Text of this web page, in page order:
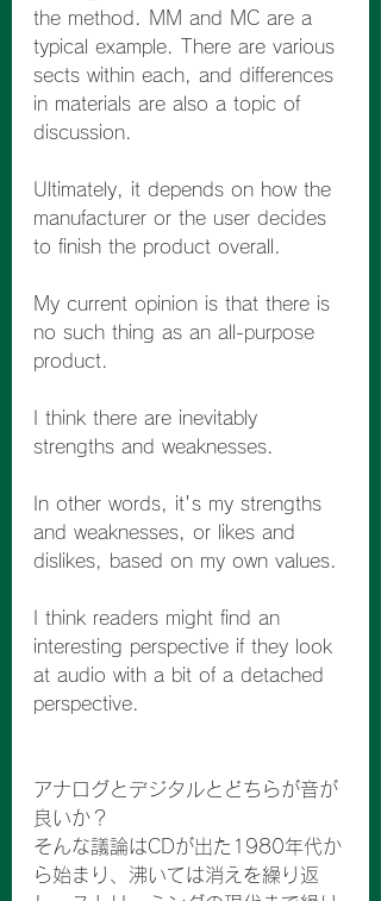
the method. MM and MC are a
typical example. There are various
sects within each, and differences
in materials are also a topic of
discussion.
Ultimately, it depends on how the
manufacturer or the user decides
to finish the product overall.
My current opinion is that there is
no such thing as an all-purpose
product.
I think there are inevitably
strengths and weaknesses.
In other words, it's my strengths
and weaknesses, or likes and
dislikes, based on my own values.
I think readers might find an
interesting perspective if they look
at audio with a bit of a detached
perspective.
アナログとデジタルとどちらが音が
良いか？
そんな議論はCDが出た1980年代か
ら始まり、沸いては消えを繰り返